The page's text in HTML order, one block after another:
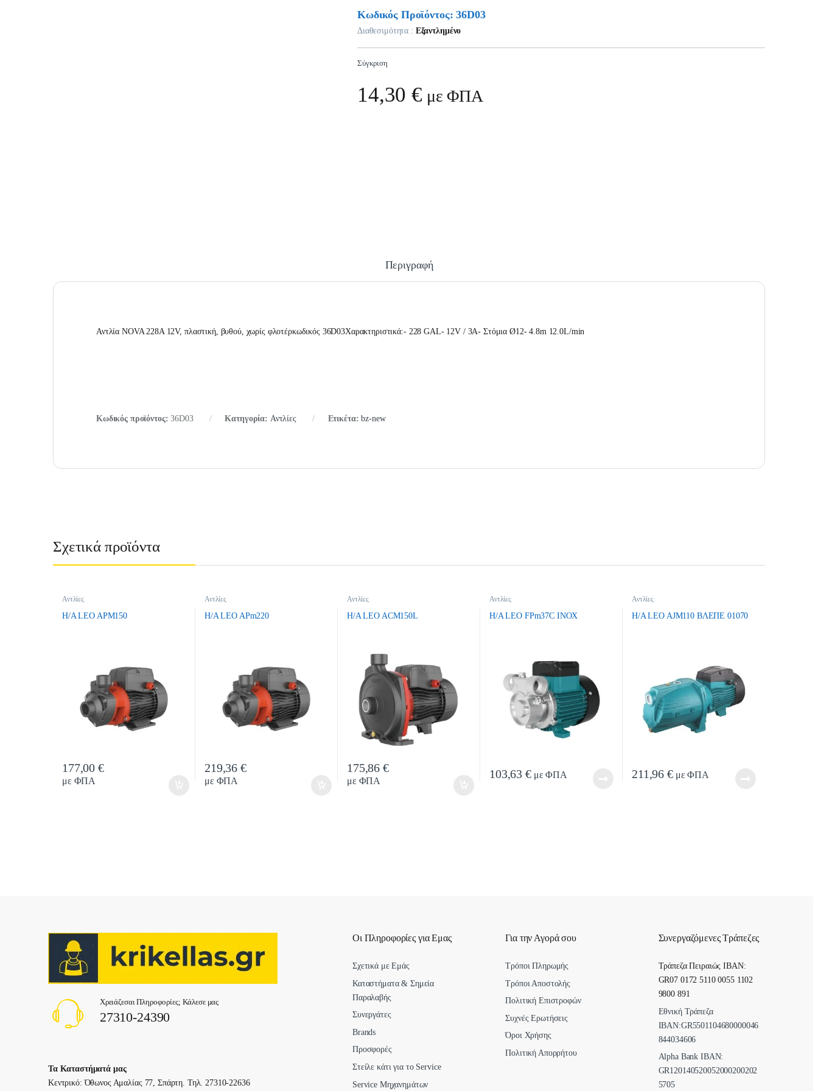
Κωδικός Προϊόντος: 36D03
Διαθεσιμότητα : Εξαντλημένο
Σύγκριση
14,30€ με ΦΠΑ
Περιγραφή
Αντλία NOVA 228A 12V, πλαστική, βυθού, χωρίς φλοτέρκωδικός 36D03Χαρακτηριστικά:- 228 GAL- 12V / 3A- Στόμια Ø12- 4.8m 12.0L/min
Κωδικός προϊόντος:36D03 Κατηγορία: Αντλίες Ετικέτα:bz-new
Σχετικά προϊόντα
Αντλίες
H/A LEO APM150
177,00€
με ΦΠΑ
Quantity
Αντλίες
H/A LEO APm220
219,36€
με ΦΠΑ
Quantity
Αντλίες
H/A LEO ACM150L
175,86€
με ΦΠΑ
Quantity
Αντλίες
H/A LEO FPm37C INOX
103,63€με ΦΠΑ
Αντλίες
H/A LEO AJM110 ΒΛΕΠΕ 01070
211,96€με ΦΠΑ
Χρειάζεσαι Πληροφορίες; Κάλεσε μας
27310-24390
Τα Καταστήματά μας
Κεντρικό: Όθωνος Αμαλίας 77, Σπάρτη. Τηλ. 27310-22636
Οι Πληροφορίες για Εμας
Σχετικά με Εμάς
Καταστήματα & Σημεία
Παραλαβής
Συνεργάτες
Brands
Προσφορές
Στείλε κάτι για το Service
Service Μηχανημάτων
Για την Αγορά σου
Τρόποι Πληρωμής
Τρόποι Αποστολής
Πολιτική Επιστροφών
Συχνές Ερωτήσεις
Όροι Χρήσης
Πολιτική Απορρήτου
Συνεργαζόμενες Τράπεζες
Τράπεζα Πειραιώς IBAN:
GR07 0172 5110 0055 1102
9800 891
Εθνική Τράπεζα
ΙΒΑΝ:GR5501104680000046
844034606
Alpha Bank ΙΒΑΝ:
GR120140520052000200202
5705